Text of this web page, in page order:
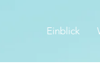
Einblick